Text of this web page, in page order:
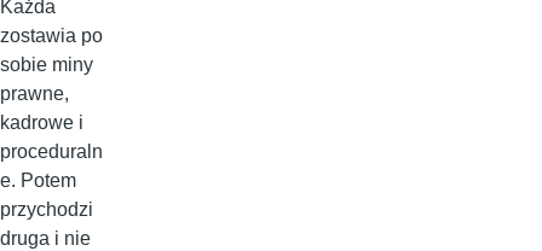
Każda
zostawia po
sobie miny
prawne,
kadrowe i
proceduraln
e. Potem
przychodzi
druga i nie